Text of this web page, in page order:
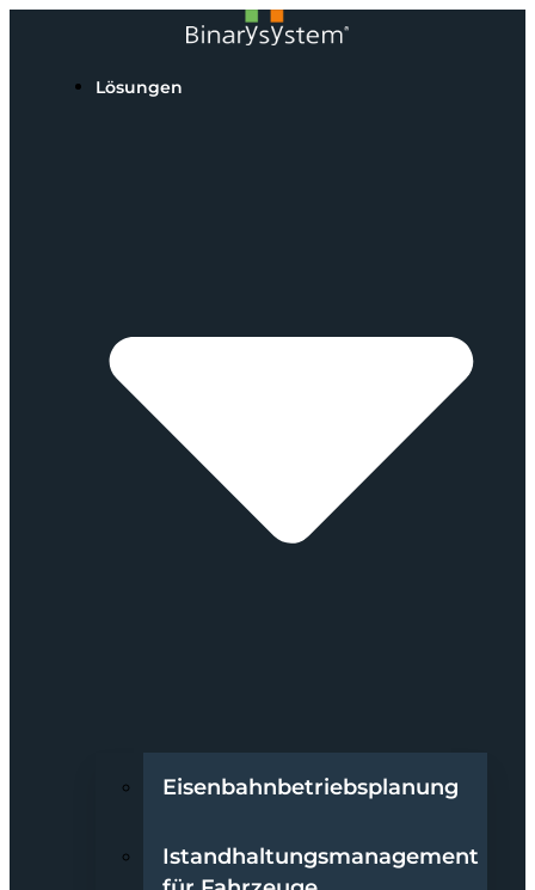
Lösungen
Eisenbahnbetriebsplanung
Istandhaltungsmanagement